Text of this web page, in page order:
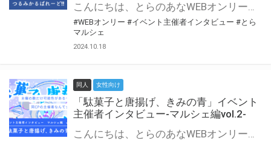
こんにちは、とらのあなWEBオンリー運営スタッフです。 新たにお届けする、イベント主催者インタビュー-マルシェ編-は、 とらのあなWEBオンリー「マルシェ」をご利用した主催様に 「マルシェ」を使って開催した感想や心がけをお聞きする企画です。 今回は、WEBオンリー初開催「つるみかるぱれーど
#WEBオンリー #イベント主催者インタビュー #とら
マルシェ
2024.10.18
同人 女性向け
「駄菓子と唐揚げ、きみの青」イベント
主催者インタビュー-マルシェ編vol.2-
こんにちは、とらのあなWEBオンリー運営スタッフです。 新たにお届けする、イベント主催者インタビュー-マルシェ編-は、 とらのあなWEBオンリー「マルシェ」をご利用の主催様に 「マルシェ」を使ってイベントを開催した感想や心がけをお聞きする企画です。 今回は、WEBオンリー初開催「駄菓子と唐揚げ、きみの青」より、 主催のぎこ六屋様にお話を伺いました。 協力：ぎこ六屋様／イベント公式Twitter（@krkgwks） とらのあなWEBオンリー「マルシェ」とは？ WEBオンリーでリアルタイムでコミュニケーションがとれるオンライン会場です。